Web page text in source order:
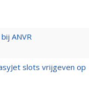
ANVR
slots vrijgeven op